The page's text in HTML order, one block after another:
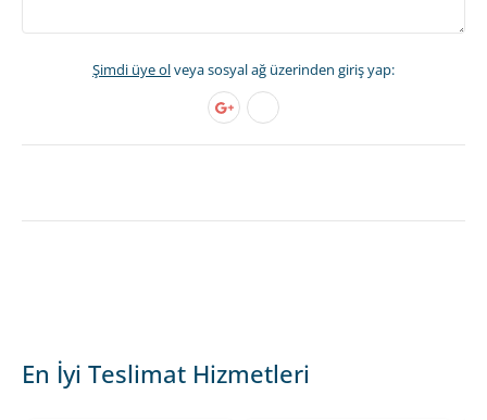
Şimdi üye olveya sosyal ağ üzerinden giriş yap:
En İyi Teslimat Hizmetleri